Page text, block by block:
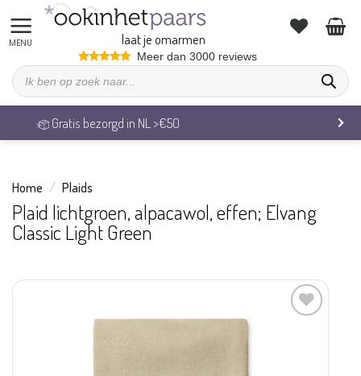
naar
inhoud
laat je omarmen
Meer dan 3000 reviews
Producten
zoeken
Veilig betalen & 14 dagen retourrecht
Home / Plaids
Plaid lichtgroen, alpacawol, effen; Elvang
Classic Light Green